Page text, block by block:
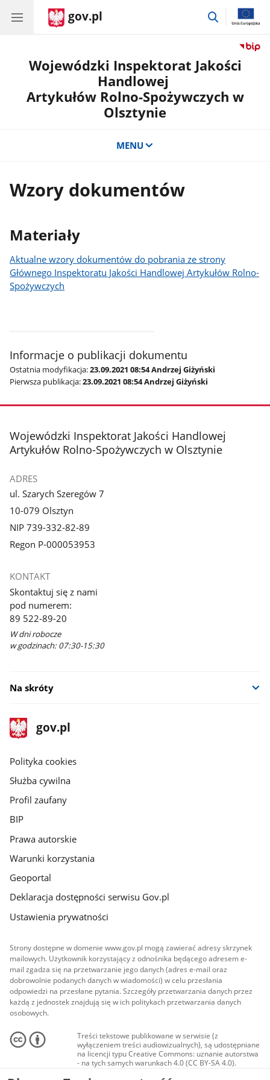
gov.pl
przejdź
Wojewódzki Inspektorat Jakości
Handlowej
Artykułów Rolno-Spożywczych w
Olsztynie
MENU
Wzory dokumentów
Materiały
Aktualne wzory dokumentów do pobrania ze strony
Głównego Inspektoratu Jakości Handlowej Artykułów Rolno-
Spożywczych
Informacje o publikacji dokumentu
Ostatnia modyfikacja:23.09.2021 08:54 Andrzej Giżyński
Pierwsza publikacja:23.09.2021 08:54 Andrzej Giżyński
stopka
Wojewódzki Inspektorat Jakości Handlowej
Artykułów Rolno-Spożywczych w Olsztynie
ADRES
ul. Szarych Szeregów 7
10-079 Olsztyn
NIP 739-332-82-89
Regon P-000053953
KONTAKT
Skontaktuj się z nami
pod numerem:
89 522-89-20
W dni robocze
w godzinach: 07:30-15:30
Na skróty
stopka
gov.pl
Strona
gov.pl
gov.pl
Polityka cookies
Służba cywilna
Profil zaufany
BIP
Prawa autorskie
Warunki korzystania
Geoportal
Deklaracja dostępności serwisu Gov.pl
Ustawienia prywatności
Strony dostępne w domenie www.gov.pl mogą zawierać adresy skrzynek
mailowych. Użytkownik korzystający z odnośnika będącego adresem e-
mail zgadza się na przetwarzanie jego danych (adres e-mail oraz
dobrowolnie podanych danych w wiadomości) w celu przesłania
odpowiedzi na przesłane pytania. Szczegóły przetwarzania danych przez
każdą z jednostek znajdują się w ich politykach przetwarzania danych
osobowych.
Treści tekstowe publikowane w serwisie (z
wyłączeniem treści audiowizualnych), są udostępniane
na licencji typu Creative Commons: uznanie autorstwa
- na tych samych warunkach 4.0 (CC BY-SA 4.0).
Materiały audiowizualne, w tym zdjęcia, materiały